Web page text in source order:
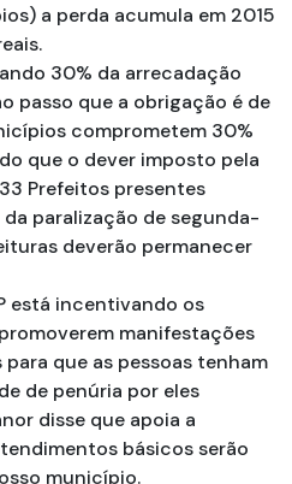
a perda acumula em 2015
30% da arrecadação
passo que a obrigação é de
comprometem 30%
que o dever imposto pela
Prefeitos presentes
paralização de segunda-
deverão permanecer
está incentivando os
manifestações
que as pessoas tenham
de penúria por eles
disse que apoia a
básicos serão
município.